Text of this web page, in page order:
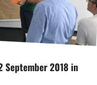
September 2018 in